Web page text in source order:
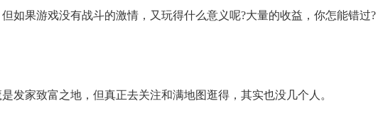
如果游戏没有战斗的激情，又玩得什么意义呢?大量的收益，你怎能错过?
发家致富之地，但真正去关注和满地图逛得，其实也没几个人。